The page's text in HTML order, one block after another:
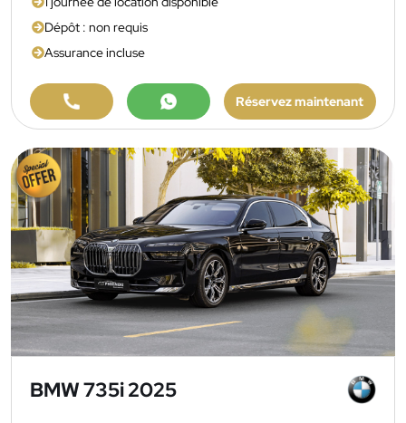
Dépôt : non requis
Assurance incluse
Réservez maintenant
BMW 735i 2025